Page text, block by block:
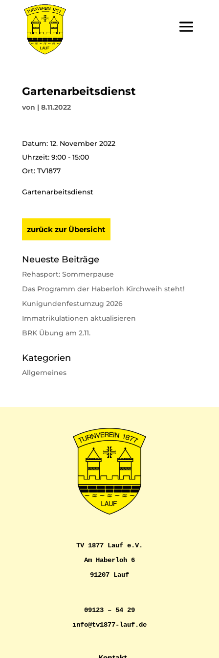
Gartenarbeitsdienst
von | 8.11.2022
Datum: 12. November 2022
Uhrzeit: 9:00 - 15:00
Ort: TV1877
Gartenarbeitsdienst
zurück zur Übersicht
Neueste Beiträge
Rehasport: Sommerpause
Das Programm der Haberloh Kirchweih steht!
Kunigundenfestumzug 2026
Immatrikulationen aktualisieren
BRK Übung am 2.11.
Kategorien
Allgemeines
TV 1877 Lauf e.V.
Am Haberloh 6
91207 Lauf
09123 – 54 29
info@tv1877-lauf.de